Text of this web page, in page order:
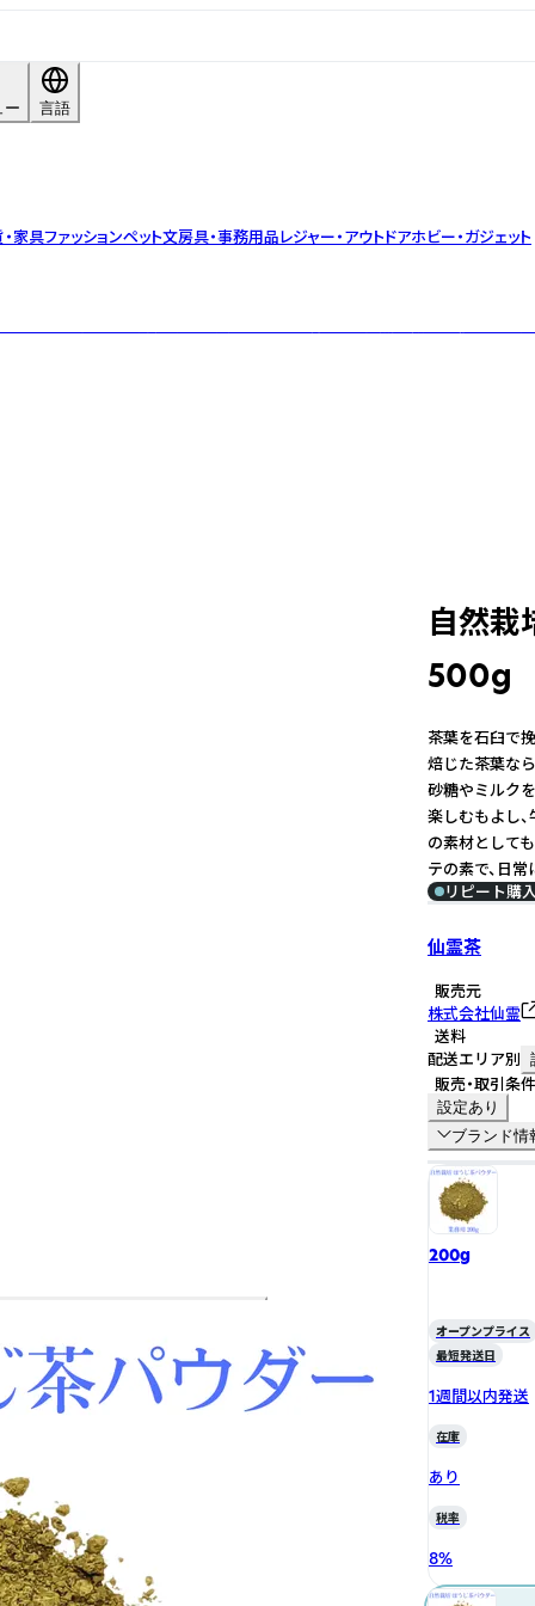
ー 言語
家具ファッションペット文房具・事務用品レジャー・アウトドアホビー・ガジェット
自然
500g
茶葉を石臼で
焙じた茶葉な
砂糖やミルク
楽しむもよし
の素材として
テの素で、日
リピート購
仙霊茶
販売元
株式会社仙霊
送料
配送エリア別
販売・取引条件
設定あり
ブランド情
200g
オープンプライス
最短発送日
1週間以内発送
在庫
あり
税率
8%